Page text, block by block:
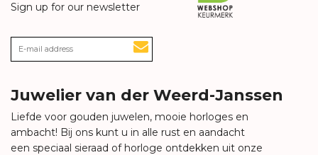
Sign up for our newsletter
Juwelier van der Weerd-Janssen
Liefde voor gouden juwelen, mooie horloges en
ambacht! Bij ons kunt u in alle rust en aandacht
een speciaal sieraad of horloge ontdekken uit onze